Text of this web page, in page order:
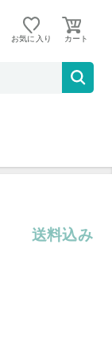
お気に入り
送料込み